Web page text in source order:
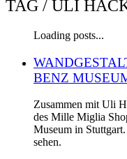
TAG / ULI
Loading posts...
BENZ
Zusammen mit Uli
des Mille Miglia
Museum in
sehen.